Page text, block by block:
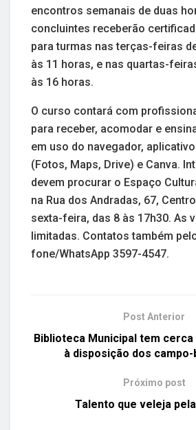
encontros semanais de duas
concluintes receberão
para turmas nas terças-feiras
às 11 horas, e nas quartas-
às 16 horas.
O curso contará com
para receber, acomodar e
em uso do navegador,
(Fotos, Maps, Drive) e Canva.
devem procurar o Espaço
na Rua dos Andradas, 67,
sexta-feira, das 8 às 17h30. As
limitadas. Contatos também
fone/WhatsApp 3597-4547.
Post Anterior
Biblioteca Municipal tem
à disposição dos
Próximo post
Talento que veleja